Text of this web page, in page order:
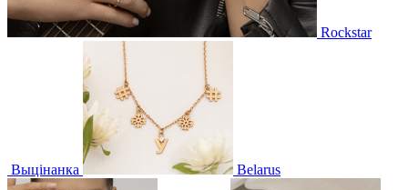
Rockstar
Выцінанка Belarus